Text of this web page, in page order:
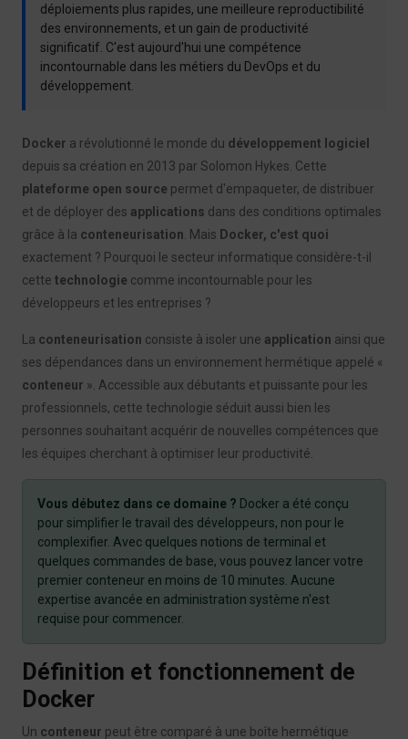
déploiements plus rapides, une meilleure reproductibilité
des environnements, et un gain de productivité
significatif. C'est aujourd'hui une compétence
incontournable dans les métiers du DevOps et du
développement.
Docker a révolutionné le monde du développement logiciel
depuis sa création en 2013 par Solomon Hykes. Cette
plateforme open source permet d'empaqueter, de distribuer
et de déployer des applications dans des conditions optimales
grâce à la conteneurisation . Mais Docker, c'est quoi
exactement ? Pourquoi le secteur informatique considère-t-il
cette technologie comme incontournable pour les
développeurs et les entreprises ?
La conteneurisation consiste à isoler une application ainsi que
ses dépendances dans un environnement hermétique appelé «
conteneur ». Accessible aux débutants et puissante pour les
professionnels, cette technologie séduit aussi bien les
personnes souhaitant acquérir de nouvelles compétences que
les équipes cherchant à optimiser leur productivité.
Vous débutez dans ce domaine ? Docker a été conçu
pour simplifier le travail des développeurs, non pour le
complexifier. Avec quelques notions de terminal et
quelques commandes de base, vous pouvez lancer votre
premier conteneur en moins de 10 minutes. Aucune
expertise avancée en administration système n'est
requise pour commencer.
Définition et fonctionnement de
Docker
Un conteneur peut être comparé à une boîte hermétique